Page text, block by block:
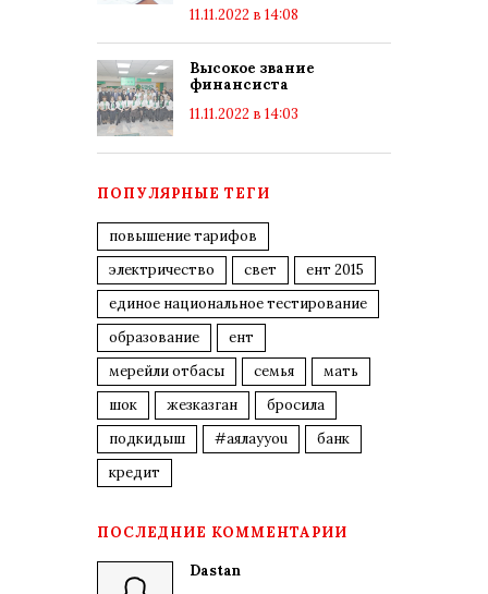
11.11.2022 в 14:08
Высокое звание
финансиста
11.11.2022 в 14:03
ПОПУЛЯРНЫЕ ТЕГИ
повышение тарифов
электричество
свет
ент 2015
единое национальное тестирование
образование
ент
мерейли отбасы
семья
мать
шок
жезказган
бросила
подкидыш
#аялауyou
банк
кредит
ПОСЛЕДНИЕ КОММЕНТАРИИ
Dastan